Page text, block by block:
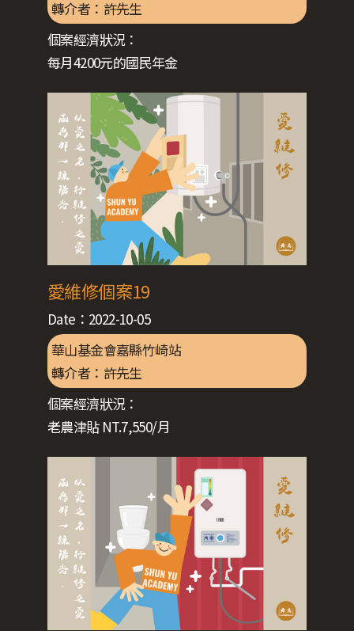
轉介者： 許先生
個案經濟狀況：
每月4200元的國民年金
愛維修個案19
Date： 2022-10-05
華山基金會嘉縣竹崎站
轉介者： 許先生
個案經濟狀況：
老農津貼 NT.7,550/月